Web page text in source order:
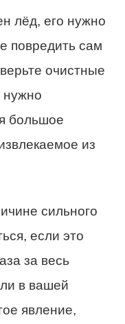
лёд, его нужно
повредить сам
очистные
нужно
большое
из
сильного
если это
за весь
в вашей
явление,